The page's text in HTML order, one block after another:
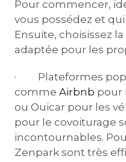
Pour commencer,
vous possédez et
Ensuite, choisissez
adaptée pour les
· Plateformes
comme Airbnb pour
ou Ouicar pour les
pour le covoiturage
incontournables.
Zenpark sont très